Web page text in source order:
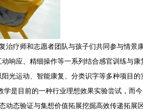
治疗师和志愿者团队与孩子们共同参与情景
响应、精细操作等一系列结合感官训练与康
光运动、智能康复、分类识字等多种项目的
是目前的一种行业理想效果实验尝试，而
态验证与集想价值拓展挖掘高效传递拓展